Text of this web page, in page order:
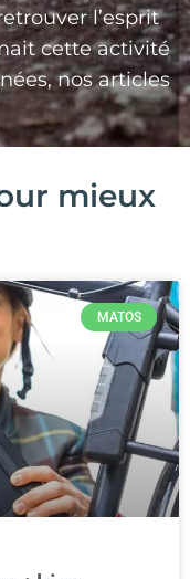
l’esprit
cette activité
nos articles
mieux
MATOS